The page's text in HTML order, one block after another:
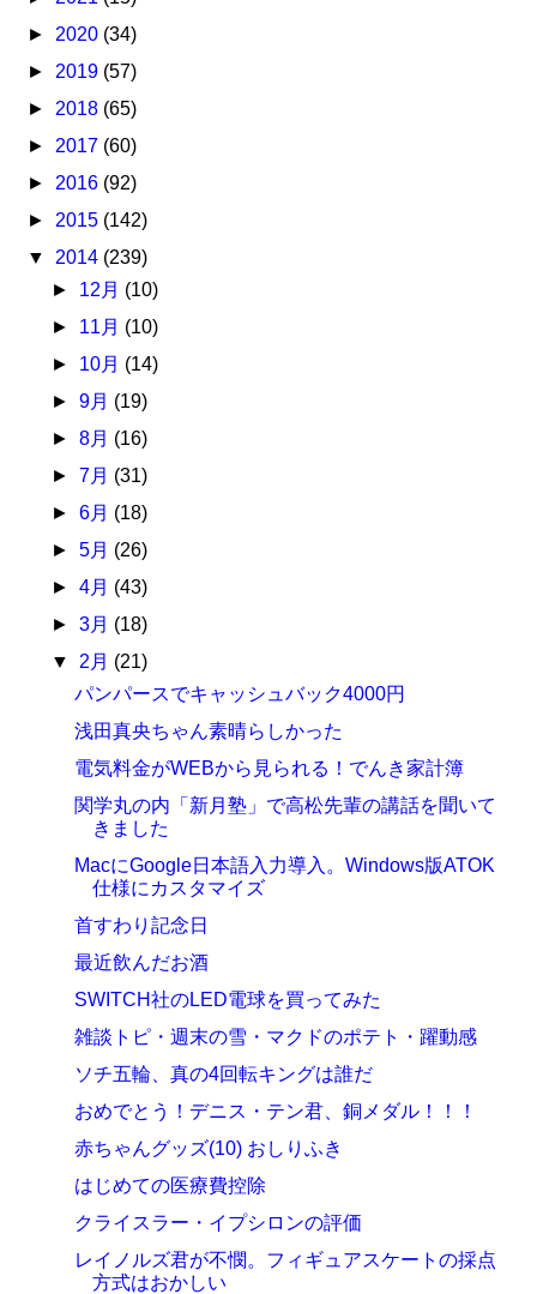
► 2020 (34)
► 2019 (57)
► 2018 (65)
► 2017 (60)
► 2016 (92)
► 2015 (142)
▼ 2014 (239)
► 12月 (10)
► 11月 (10)
► 10月 (14)
► 9月 (19)
► 8月 (16)
► 7月 (31)
► 6月 (18)
► 5月 (26)
► 4月 (43)
► 3月 (18)
▼ 2月 (21)
パンパースでキャッシュバック4000円
浅田真央ちゃん素晴らしかった
電気料金がWEBから見られる！でんき家計簿
関学丸の内「新月塾」で高松先輩の講話を聞いて
きました
MacにGoogle日本語入力導入。Windows版ATOK
仕様にカスタマイズ
首すわり記念日
最近飲んだお酒
SWITCH社のLED電球を買ってみた
雑談トピ・週末の雪・マクドのポテト・躍動感
ソチ五輪、真の4回転キングは誰だ
おめでとう！デニス・テン君、銅メダル！！！
赤ちゃんグッズ(10) おしりふき
はじめての医療費控除
クライスラー・イプシロンの評価
レイノルズ君が不憫。フィギュアスケートの採点
方式はおかしい